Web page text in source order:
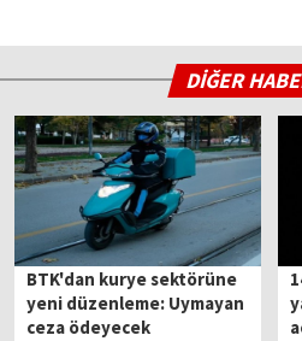
DİĞER
BTK'dan kurye sektörüne
yeni düzenleme: Uymayan
ceza ödeyecek